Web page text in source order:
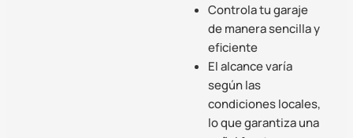
Controla tu garaje
de manera sencilla y
eficiente
El alcance varía
según las
condiciones locales,
lo que garantiza una